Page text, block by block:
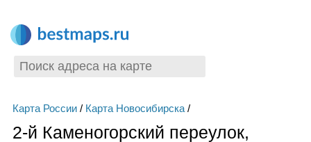
Карта России/ Карта Новосибирска/
2-й Каменогорский переулок,